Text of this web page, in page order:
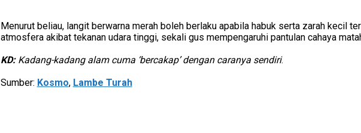
Menurut beliau, langit berwarna merah boleh berlaku apabila habuk serta zarah kecil
atmosfera akibat tekanan udara tinggi, sekali gus mempengaruhi pantulan cahaya
KD:Kadang-kadang alam cuma ‘bercakap’ dengan caranya sendiri.
Sumber: Kosmo, Lambe Turah